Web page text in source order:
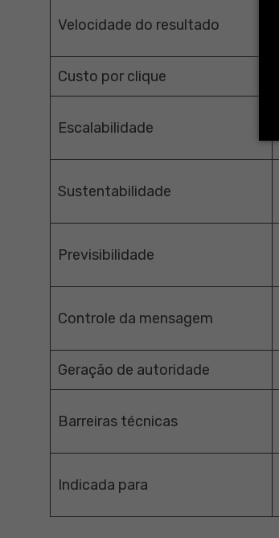
Velocidade do resultado
Custo por clique
Escalabilidade
Sustentabilidade
Previsibilidade
Controle da mensagem
Geração de autoridade
Barreiras técnicas
Indicada para